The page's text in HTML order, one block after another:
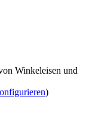
Winkeleisen und
)